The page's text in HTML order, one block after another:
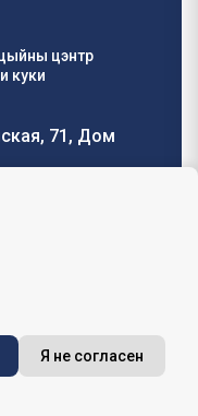
цэнтр
куки
71, Дом
рэгістры
Беларусь. №
Я не согласен